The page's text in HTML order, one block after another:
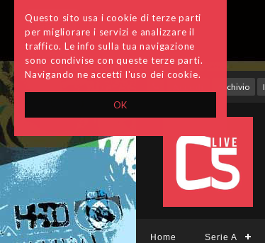
OK
Questo sito usa i cookie di terze parti
per migliorare i servizi e analizzare il
traffico. Le info sulla tua navigazione
sono condivise con queste terze parti.
Navigando ne accetti l'uso dei cookie.
Archivio
Home Serie A